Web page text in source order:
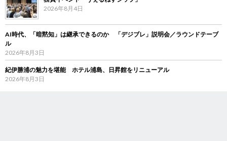
2026年8月4日
AI時代、「暗黙知」は継承できるのか 「デジブレ」説明会／ラウンドテーブ
ル
2026年8月3日
紀伊勝浦の魅力を堪能 ホテル浦島、日昇館をリニューアル
2026年8月3日